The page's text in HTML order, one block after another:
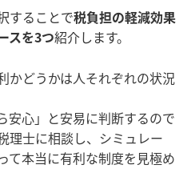
することで税負担の軽減効果
スを3つ紹介します。
かどうかは人それぞれの状況
安心」と安易に判断するので
理士に相談し、シミュレー
て本当に有利な制度を見極め